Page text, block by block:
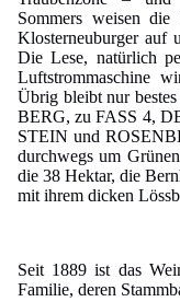
Sommers weisen die
Klosterneuburger auf
Die Lese, natürlich
Luftstrommaschine
Übrig bleibt nur
BERG, zu FASS 4,
STEIN und
durchwegs um
die 38 Hektar, die
mit ihrem dicken
Seit 1889 ist das
Familie, deren